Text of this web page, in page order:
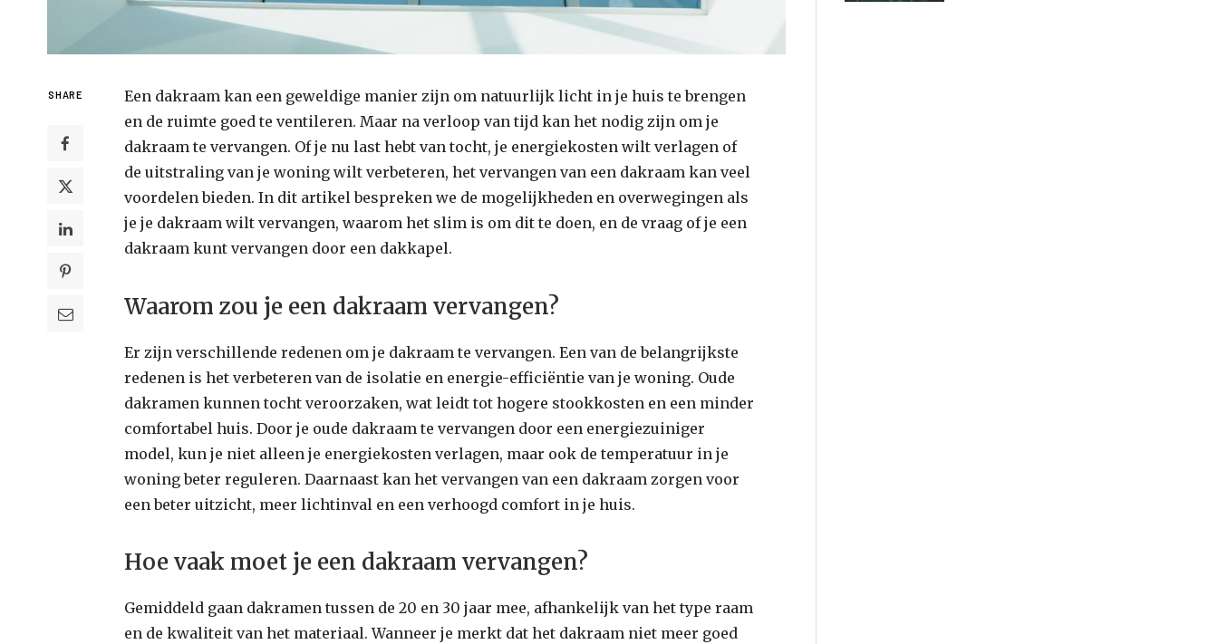
SHARE
Een dakraam kan een geweldige manier zijn om natuurlijk licht in je huis te brengen
en de ruimte goed te ventileren. Maar na verloop van tijd kan het nodig zijn om je
dakraam te vervangen. Of je nu last hebt van tocht, je energiekosten wilt verlagen of
de uitstraling van je woning wilt verbeteren, het vervangen van een dakraam kan veel
voordelen bieden. In dit artikel bespreken we de mogelijkheden en overwegingen als
je je dakraam wilt vervangen, waarom het slim is om dit te doen, en de vraag of je een
dakraam kunt vervangen door een dakkapel.
Waarom zou je een dakraam vervangen?
Er zijn verschillende redenen om je dakraam te vervangen. Een van de belangrijkste
redenen is het verbeteren van de isolatie en energie-efficiëntie van je woning. Oude
dakramen kunnen tocht veroorzaken, wat leidt tot hogere stookkosten en een minder
comfortabel huis. Door je oude dakraam te vervangen door een energiezuiniger
model, kun je niet alleen je energiekosten verlagen, maar ook de temperatuur in je
woning beter reguleren. Daarnaast kan het vervangen van een dakraam zorgen voor
een beter uitzicht, meer lichtinval en een verhoogd comfort in je huis.
Hoe vaak moet je een dakraam vervangen?
Gemiddeld gaan dakramen tussen de 20 en 30 jaar mee, afhankelijk van het type raam
en de kwaliteit van het materiaal. Wanneer je merkt dat het dakraam niet meer goed